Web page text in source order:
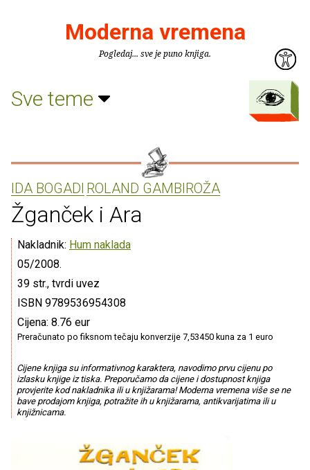
Moderna vremena
Pogledaj... sve je puno knjiga.
Sve teme
IDA BOGADI ROLAND GAMBIROŽA
Žganček i Ara
Nakladnik: Hum naklada
05/2008.
39 str., tvrdi uvez
ISBN 9789536954308
Cijena: 8.76 eur
Preračunato po fiksnom tečaju konverzije 7,53450 kuna za 1 euro
Cijene knjiga su informativnog karaktera, navodimo prvu cijenu po
izlasku knjige iz tiska. Preporučamo da cijene i dostupnost knjiga
provjerite kod nakladnika ili u knjižarama! Moderna vremena više se ne
bave prodajom knjiga, potražite ih u knjižarama, antikvarijatima ili u
knjižnicama.